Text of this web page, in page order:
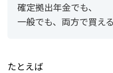
確定拠出年金でも、
一般でも、両方で買え
たとえば